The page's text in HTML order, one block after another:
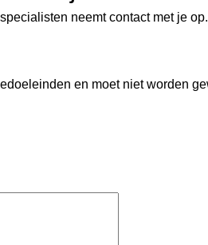
neemt contact met je op.
en moet niet worden